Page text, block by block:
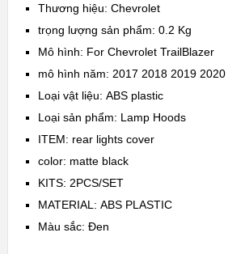
Thương hiệu: Chevrolet
trọng lượng sản phẩm: 0.2 Kg
Mô hình: For Chevrolet TrailBlazer
mô hình năm: 2017 2018 2019 2020
Loại vật liệu: ABS plastic
Loại sản phẩm: Lamp Hoods
ITEM: rear lights cover
color: matte black
KITS: 2PCS/SET
MATERIAL: ABS PLASTIC
Màu sắc: Đen